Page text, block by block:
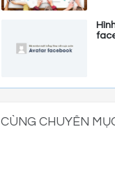
CÙNG CHUYÊN